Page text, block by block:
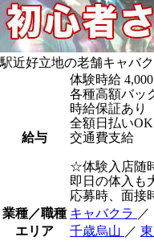
駅近好立地の老舗キャバ
給与
体験時給
各種高額バッ
時給保証あり
全額日払いOK
交通費支給
☆体験入店随
即日の体入も
応募時、面接
業種／職種 キャバクラ ／
エリア
千歳烏山 ／